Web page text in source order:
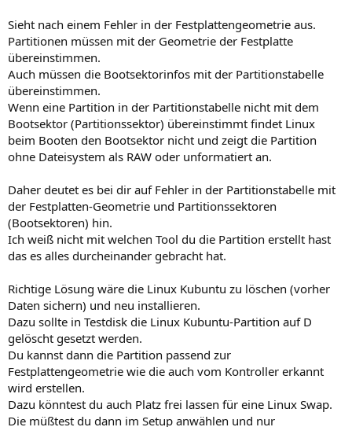
Sieht nach einem Fehler in der Festplattengeometrie aus.
Partitionen müssen mit der Geometrie der Festplatte
übereinstimmen.
Auch müssen die Bootsektorinfos mit der Partitionstabelle
übereinstimmen.
Wenn eine Partition in der Partitionstabelle nicht mit dem
Bootsektor (Partitionssektor) übereinstimmt findet Linux
beim Booten den Bootsektor nicht und zeigt die Partition
ohne Dateisystem als RAW oder unformatiert an.
Daher deutet es bei dir auf Fehler in der Partitionstabelle mit
der Festplatten-Geometrie und Partitionssektoren
(Bootsektoren) hin.
Ich weiß nicht mit welchen Tool du die Partition erstellt hast
das es alles durcheinander gebracht hat.
Richtige Lösung wäre die Linux Kubuntu zu löschen (vorher
Daten sichern) und neu installieren.
Dazu sollte in Testdisk die Linux Kubuntu-Partition auf D
gelöscht gesetzt werden.
Du kannst dann die Partition passend zur
Festplattengeometrie wie die auch vom Kontroller erkannt
wird erstellen.
Dazu könntest du auch Platz frei lassen für eine Linux Swap.
Die müßtest du dann im Setup anwählen und nur